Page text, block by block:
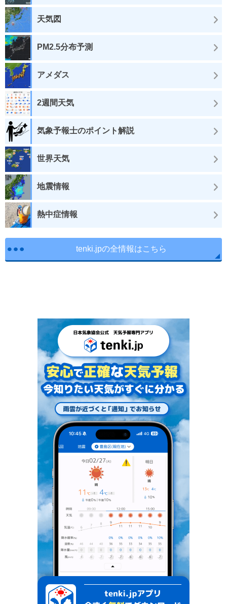
天気図
PM2.5分布予測
アメダス
2週間天気
気象予報士のポイント解説
世界天気
地震情報
熱中症情報
tenki.jpの全情報はこちら